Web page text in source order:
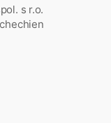
s r.o.